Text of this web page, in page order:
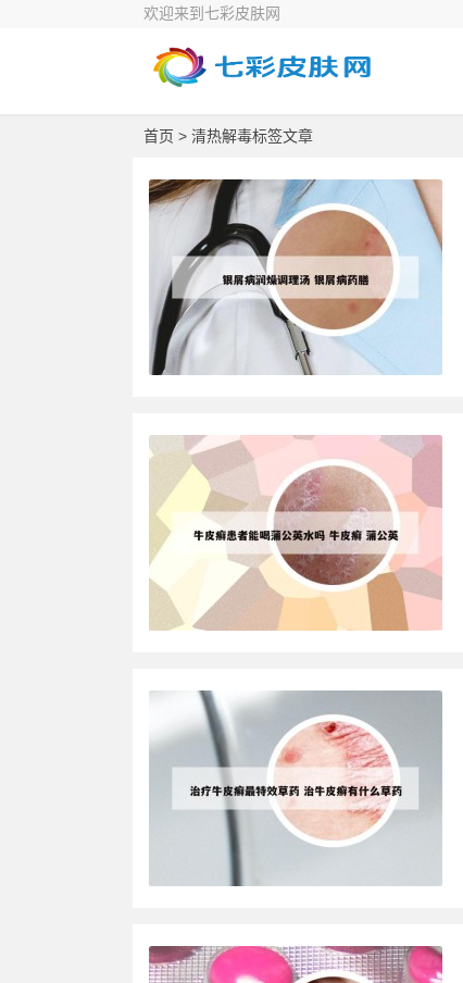
欢迎来到七彩皮肤网
首页 > 清热解毒标签文章